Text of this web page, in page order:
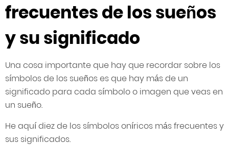
frecuentes de los sueños
y su significado
Una cosa importante que hay que recordar sobre los
símbolos de los sueños es que hay más de un
significado para cada símbolo o imagen que veas en
un sueño.
He aquí diez de los símbolos oníricos más frecuentes y
sus significados.